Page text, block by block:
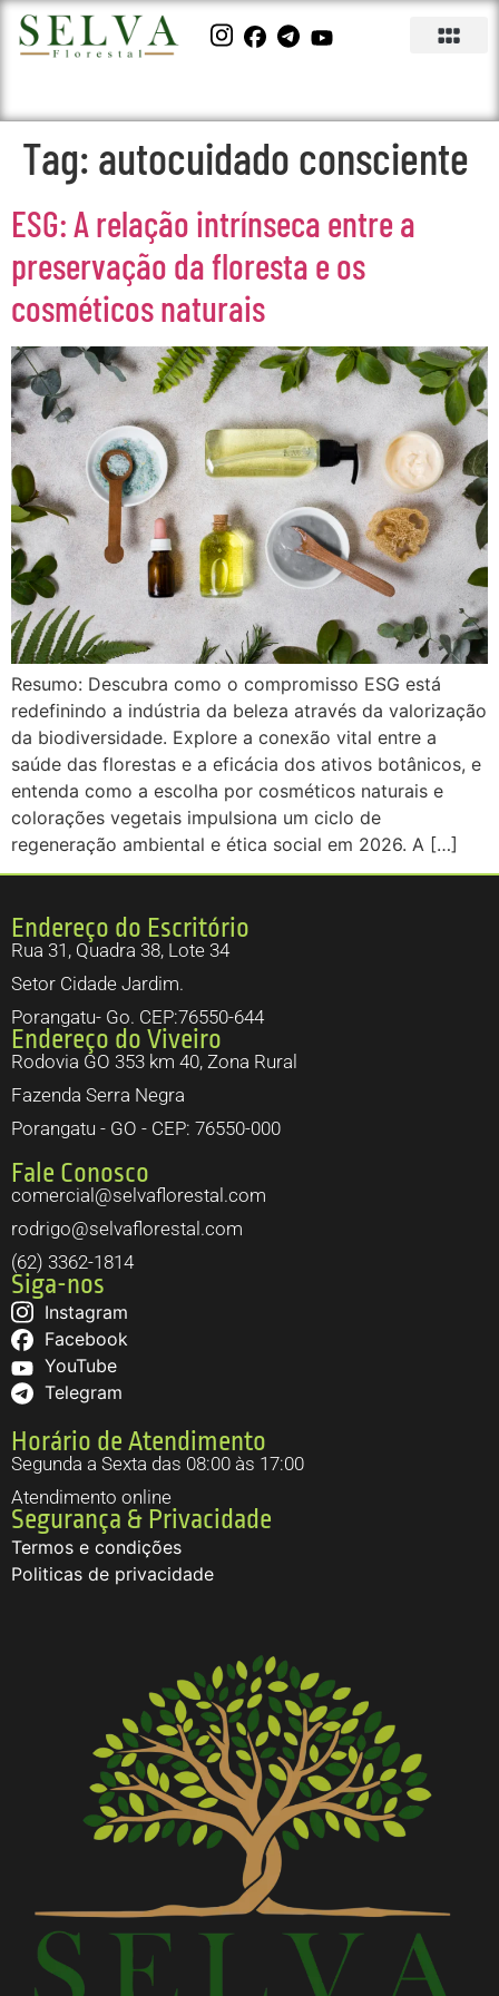
Tag: autocuidado consciente
ESG: A relação intrínseca entre a
preservação da floresta e os
cosméticos naturais
Resumo: Descubra como o compromisso ESG está
redefinindo a indústria da beleza através da valorização
da biodiversidade. Explore a conexão vital entre a
saúde das florestas e a eficácia dos ativos botânicos, e
entenda como a escolha por cosméticos naturais e
colorações vegetais impulsiona um ciclo de
regeneração ambiental e ética social em 2026. A […]
Endereço do Escritório
Rua 31, Quadra 38, Lote 34
Setor Cidade Jardim.
Porangatu- Go. CEP:76550-644
Endereço do Viveiro
Rodovia GO 353 km 40, Zona Rural
Fazenda Serra Negra
Porangatu - GO - CEP: 76550-000
Fale Conosco
comercial@selvaflorestal.com
rodrigo@selvaflorestal.com
(62) 3362-1814
Siga-nos
Instagram
Facebook
YouTube
Telegram
Horário de Atendimento
Segunda a Sexta das 08:00 às 17:00
Atendimento online
Segurança & Privacidade
Termos e condições
Politicas de privacidade